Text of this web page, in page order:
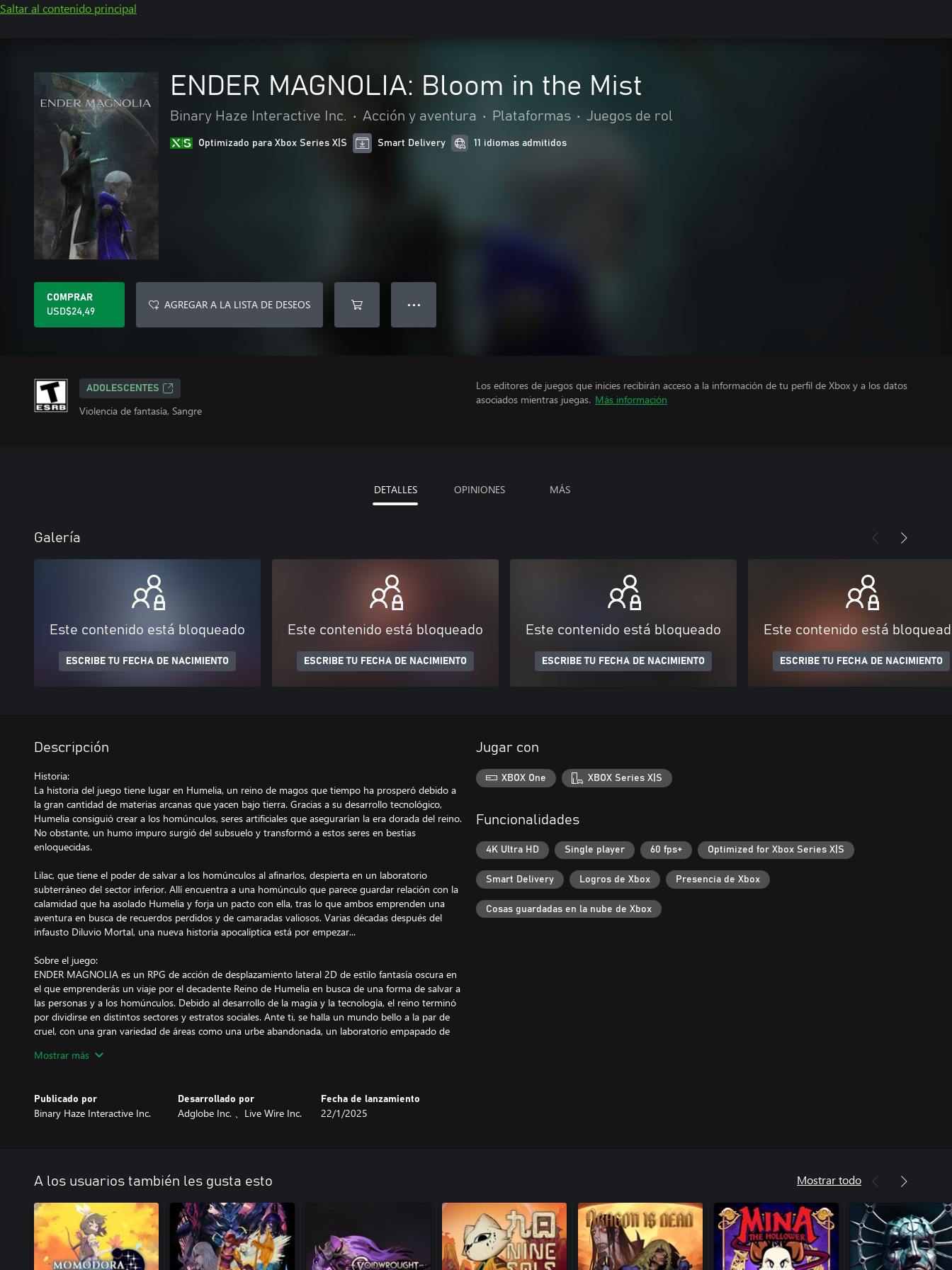
Saltar al contenido principal
ENDER MAGNOLIA: Bloom in the Mist
Binary Haze Interactive Inc. • Acción y aventura • Plataformas • Juegos de rol
Optimizado para Xbox Series X|S Smart Delivery 11 idiomas admitidos
COMPRAR
USD$24,49
AGREGAR A LA LISTA DE DESEOS ● ● ●
ADOLESCENTES
Violencia de fantasía, Sangre
Los editores de juegos que inicies recibirán acceso a la información de tu perfil de Xbox y a los datos
asociados mientras juegas. Más información
DETALLES OPINIONES MÁS
Galería
Este contenido está bloqueado
ESCRIBE TU FECHA DE NACIMIENTO
Este contenido está bloqueado
ESCRIBE TU FECHA DE NACIMIENTO
Este contenido está bloqueado
ESCRIBE TU FECHA DE NACIMIENTO
Este contenido está
ESCRIBE TU FECHA DE NACIMIENTO
Descripción
Historia:
La historia del juego tiene lugar en Humelia, un reino de magos que tiempo ha prosperó debido a
la gran cantidad de materias arcanas que yacen bajo tierra. Gracias a su desarrollo tecnológico,
Humelia consiguió crear a los homúnculos, seres artificiales que asegurarían la era dorada del reino.
No obstante, un humo impuro surgió del subsuelo y transformó a estos seres en bestias
enloquecidas.
Lilac, que tiene el poder de salvar a los homúnculos al afinarlos, despierta en un laboratorio
subterráneo del sector inferior. Allí encuentra a una homúnculo que parece guardar relación con la
calamidad que ha asolado Humelia y forja un pacto con ella, tras lo que ambos emprenden una
aventura en busca de recuerdos perdidos y de camaradas valiosos. Varias décadas después del
infausto Diluvio Mortal, una nueva historia apocalíptica está por empezar...
Sobre el juego:
ENDER MAGNOLIA es un RPG de acción de desplazamiento lateral 2D de estilo fantasía oscura en
el que emprenderás un viaje por el decadente Reino de Humelia en busca de una forma de salvar a
las personas y a los homúnculos. Debido al desarrollo de la magia y la tecnología, el reino terminó
por dividirse en distintos sectores y estratos sociales. Ante ti, se halla un mundo bello a la par de
cruel, con una gran variedad de áreas como una urbe abandonada, un laboratorio empapado de
obteniendo nuevos aliados. ¿A quiénes salvará Lilac tras superar las adversidades de su aventura?
¿A los humanos, o quizá a los homúnculos?
● Un sistema de combate que mejora aún más la experiencia de exploración de ENDER LILIES:
- Explora con total libertad un mundo bello al borde del abismo y enfréntate a enemigos de gran
fuerza codo a codo con distintos aliados.
- Aprovecha las 30 habilidades únicas de tus aliados y elige las que más se ajusten a tu estilo de
combate predilecto.
- Hazte con aún más objetos que en ENDER LILIES, desde reliquias hasta artículos que podrás
equipar. Reúne y refuerza cuantos objetos puedas.
Mostrar más
Publicado por
Binary Haze Interactive Inc.
Desarrollado por
Adglobe Inc. 、Live Wire Inc.
Fecha de lanzamiento
22/1/2025
Jugar con
XBOX One XBOX Series X|S
Funcionalidades
4K Ultra HD Single player 60 fps+ Optimized for Xbox Series X|S
Smart Delivery Logros de Xbox Presencia de Xbox
Cosas guardadas en la nube de Xbox
A los usuarios también les gusta esto Mostrar todo